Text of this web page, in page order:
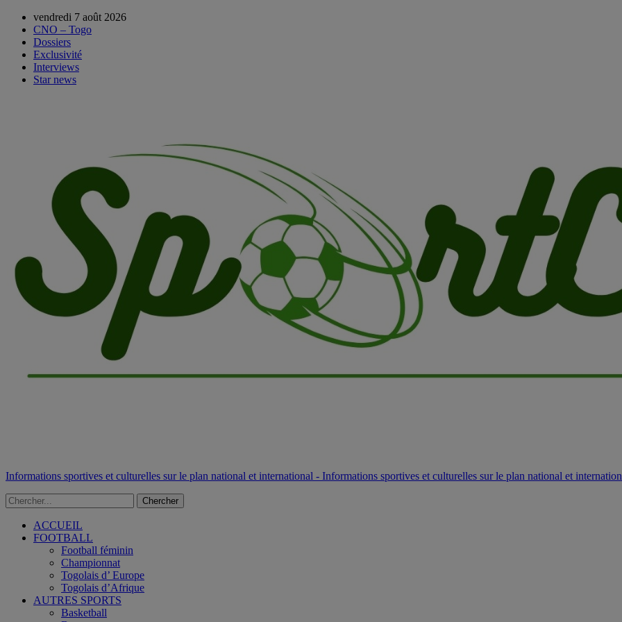
vendredi 7 août 2026
CNO – Togo
Dossiers
Exclusivité
Interviews
Star news
Informations sportives et culturelles sur le plan national et international - Informations sportives et culturelles sur le plan national et
ACCUEIL
FOOTBALL
Football féminin
Championnat
Togolais d’ Europe
Togolais d’Afrique
AUTRES SPORTS
Basketball